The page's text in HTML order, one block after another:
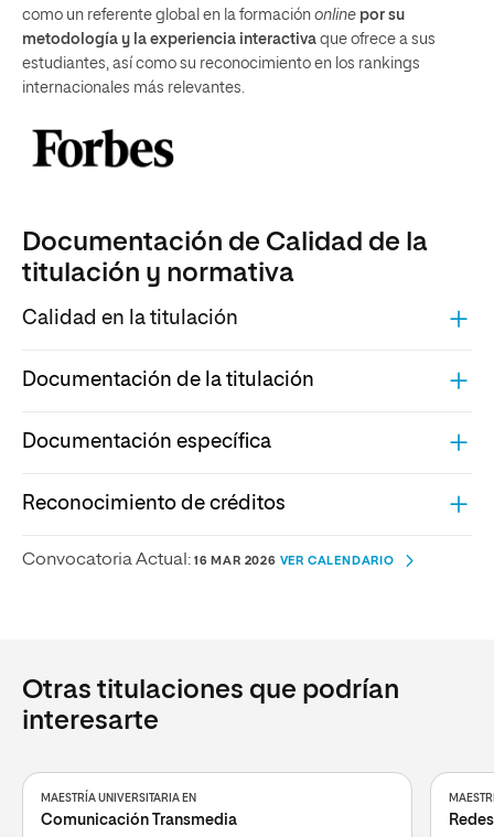
como un referente global en la formación online por su
metodología y la experiencia interactiva que ofrece a sus
estudiantes, así como su reconocimiento en los rankings
internacionales más relevantes.
Documentación de Calidad de la
titulación y normativa
Calidad en la titulación
Documentación de la titulación
Documentación específica
Reconocimiento de créditos
Convocatoria Actual: 16 MAR 2026 VER CALENDARIO
Otras titulaciones que podrían
interesarte
MAESTRÍA UNIVERSITARIA EN
Comunicación Transmedia